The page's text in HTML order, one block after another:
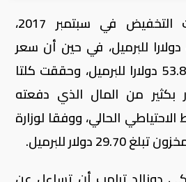
وحققت أخر عمليات التخفيض في سبتمبر 2017،
متوسطا قدره 47.45 دولارا للبرميل، في حين أن سعر
التداول السابق بلغ 53.88 دولارا للبرميل، وحققت كلتا
بكثير من المال الذي دفعته
الحالي، ووفقا لوزارة
دولار للبرميل.